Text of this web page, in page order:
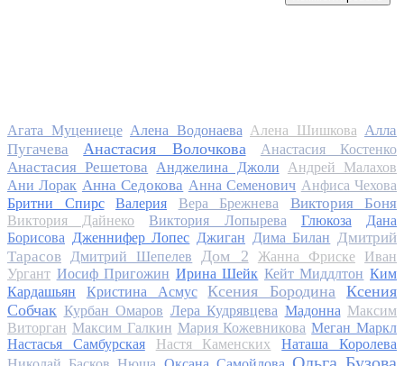
Агата Муцениеце Алена Водонаева Алена Шишкова Алла
Пугачева
Анастасия Волочкова Анастасия Костенко
Анастасия Решетова Анджелина Джоли
Андрей Малахов
Ани Лорак Анна Седокова Анна Семенович Анфиса Чехова
Бритни Спирс
Валерия Вера Брежнева Виктория Боня
Виктория Дайнеко Виктория Лопырева Глюкоза
Дана
Борисова Дженнифер Лопес Джиган Дима Билан Дмитрий
Тарасов
Дмитрий Шепелев Дом 2 Жанна Фриске
Иван
Ургант Иосиф Пригожин Ирина Шейк Кейт Миддлтон Ким
Кардашьян
Кристина Асмус Ксения Бородина
Ксения
Собчак Курбан Омаров Лера Кудрявцева Мадонна Максим
Виторган Максим Галкин Мария Кожевникова Меган Маркл
Настасья Самбурская
Настя Каменских
Наташа Королева